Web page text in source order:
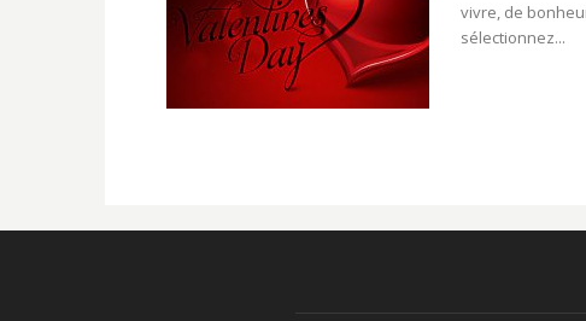
vivre, de
sélectionnez...